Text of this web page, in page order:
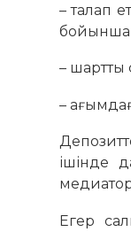
– талап
бойынша
– шартты
–
ішінде
Егер